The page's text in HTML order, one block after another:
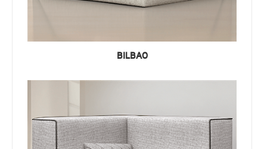
BILBAO